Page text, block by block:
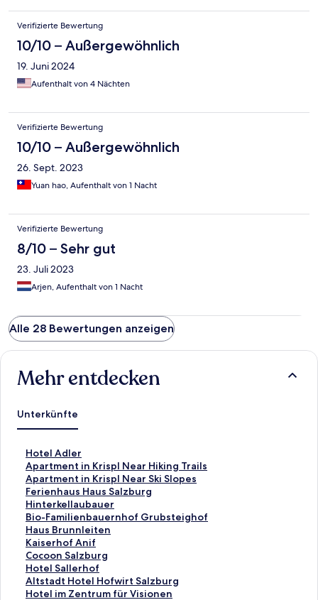
Verifizierte Bewertung
10/10 – Außergewöhnlich
19. Juni 2024
Aufenthalt von 4 Nächten
Verifizierte Bewertung
10/10 – Außergewöhnlich
26. Sept. 2023
Yuan hao, Aufenthalt von 1 Nacht
Verifizierte Bewertung
8/10 – Sehr gut
23. Juli 2023
Arjen, Aufenthalt von 1 Nacht
Alle 28 Bewertungen anzeigen
Mehr entdecken
Unterkünfte
Hotel Adler
L
i
n
k
,
d
e
r
d
i
e
f
Apartment in Krispl Near Hiking Trails
L
i
n
k
,
d
e
r
d
i
e
Apartment in Krispl Near Ski Slopes
L
i
n
k
,
d
e
r
d
i
Ferienhaus Haus Salzburg
L
i
n
k
,
d
e
r
d
Hinterkellaubauer
L
i
n
k
,
d
e
r
Bio-Familienbauernhof Grubsteighof
L
i
n
k
,
d
e
Haus Brunnleiten
L
i
n
k
,
d
Kaiserhof Anif
L
i
n
k
,
Cocoon Salzburg
L
i
n
k
Hotel Sallerhof
L
i
n
Altstadt Hotel Hofwirt Salzburg
L
iHotel im Zentrum für Visionen
L